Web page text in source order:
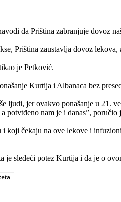
da Priština zabranjuje dovoz
Priština zaustavlja dovoz
je Petković.
Kurtija i Albanaca bez
ljudi, jer ovakvo ponašanje u
potvtđeno nam je i danas”, poručio
čekaju na ove lekove i
je sledeći potez Kurtija i da je o